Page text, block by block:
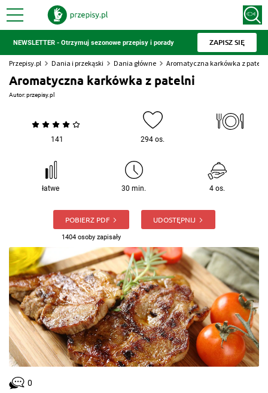
NEWSLETTER - Otrzymuj sezonowe przepisy i porady ZAPISZ SIĘ
Przepisy.pl Dania i przekąski Dania główne Aromatyczna karkówka z patelni
Aromatyczna karkówka z patelni
Autor:przepisy.pl
141 294 os.
łatwe 30 min. 4 os.
POBIERZ PDF
1404 osoby zapisały
UDOSTĘPNIJ
0